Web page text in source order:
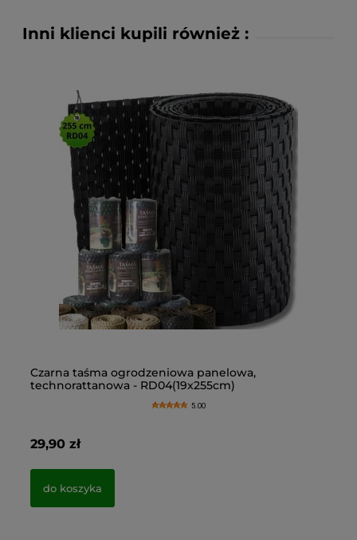
Inni klienci kupili również :
Czarna taśma ogrodzeniowa panelowa,
technorattanowa - RD04(19x255cm)
5.00
29,90 zł
do koszyka